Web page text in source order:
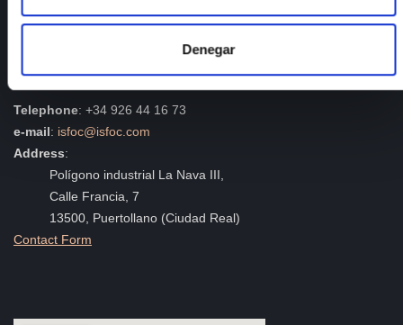
Denegar
Strategic Plan
Contact
Telephone: +34 926 44 16 73
e-mail: isfoc@isfoc.com
Address:
Polígono industrial La Nava III,
Calle Francia, 7
13500, Puertollano (Ciudad Real)
Contact Form